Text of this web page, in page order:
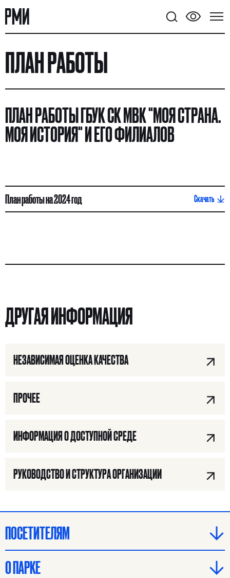
ПЛАН РАБОТЫ
ПЛАН РАБОТЫ ГБУК СК МВК "МОЯ СТРАНА.
МОЯ ИСТОРИЯ" И ЕГО ФИЛИАЛОВ
План работы на 2024 год Скачать
ДРУГАЯ ИНФОРМАЦИЯ
НЕЗАВИСИМАЯ ОЦЕНКА КАЧЕСТВА
ПРОЧЕЕ
ИНФОРМАЦИЯ О ДОСТУПНОЙ СРЕДЕ
РУКОВОДСТВО И СТРУКТУРА ОРГАНИЗАЦИИ
ПОСЕТИТЕЛЯМ
О ПАРКЕ
Я ИЩУ: